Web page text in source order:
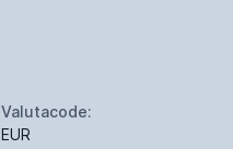
Valutacode:
EUR